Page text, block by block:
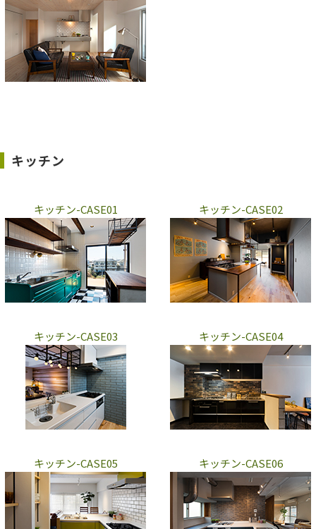
キッチン
キッチン-CASE01 キッチン-CASE02
キッチン-CASE03 キッチン-CASE04
キッチン-CASE05 キッチン-CASE06